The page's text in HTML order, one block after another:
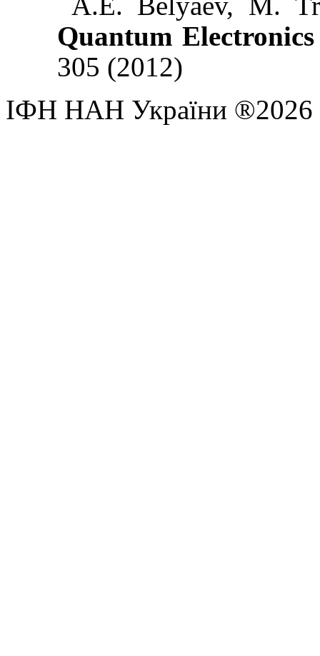
Quantum
305 (2012)
ІФН НАН України ®2026